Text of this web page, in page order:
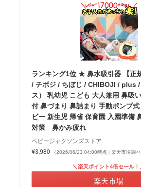
ランキング1位 ★ 鼻水吸引器 【正
/ チボジ / ちぼじ / CHIBOJI / plus /
ス） 乳幼児 こども 大人兼用 鼻吸
付 鼻づまり 鼻詰まり 手動ポンプ
ビー 新生児 帰省 保育園 入園準
対策 鼻かみ疲れ
ベビージャクソンズストア
¥3,980
（2026/06/23 04:00時点 | 楽天市場調べ
＼楽天ポイント4倍セール！
楽天市場